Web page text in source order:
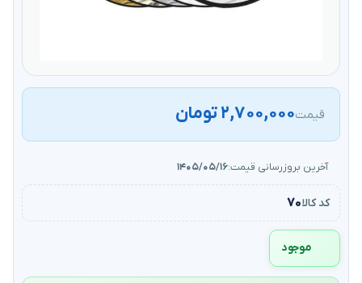
قیمت۲,۷۰۰,۰۰۰ تومان
آخرین بروزرسانی قیمت:۱۴۰۵/۰۵/۱۶
کد کالا۷۰
موجود